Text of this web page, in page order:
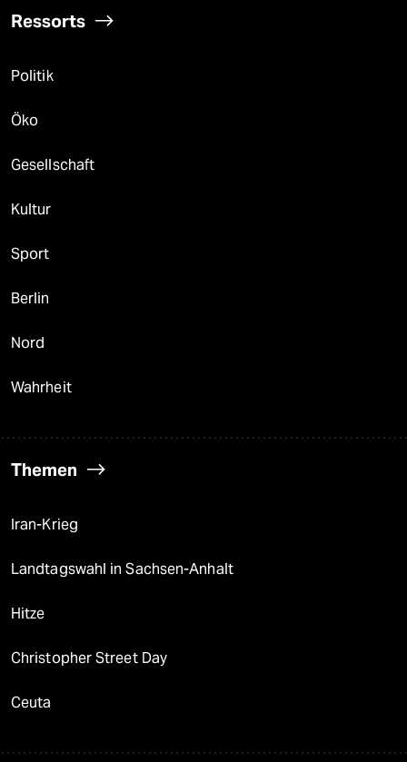
Ressorts
Politik
Öko
Gesellschaft
Kultur
Sport
Berlin
Nord
Wahrheit
Themen
Iran-Krieg
Landtagswahl in Sachsen-Anhalt
Hitze
Christopher Street Day
Ceuta